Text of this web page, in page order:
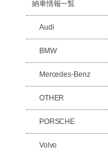
納車情報一覧
Audi
BMW
Mercedes-Benz
OTHER
PORSCHE
Volvo